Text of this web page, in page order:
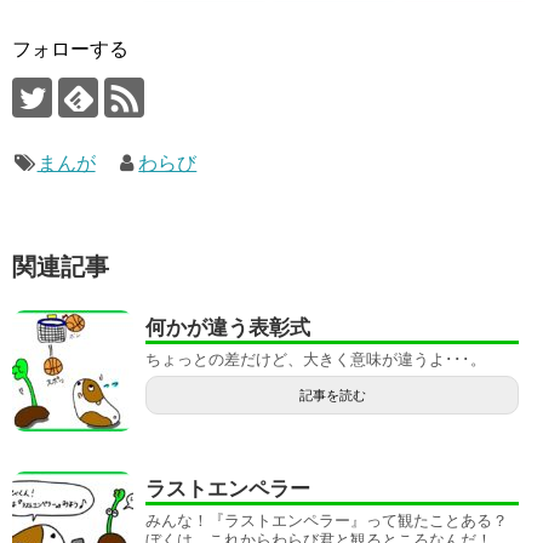
フォローする
まんが わらび
関連記事
何かが違う表彰式
ちょっとの差だけど、大きく意味が違うよ･･･。
記事を読む
ラストエンペラー
みんな！『ラストエンペラー』って観たことある？